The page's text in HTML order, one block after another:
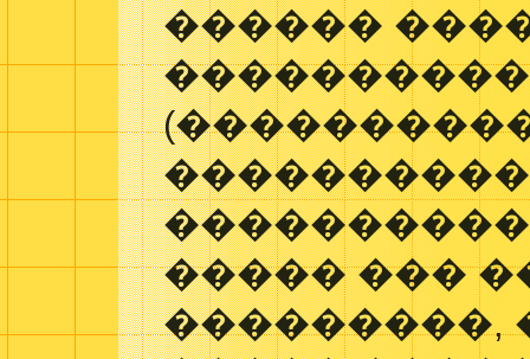
������
����������
����� ���
���������,